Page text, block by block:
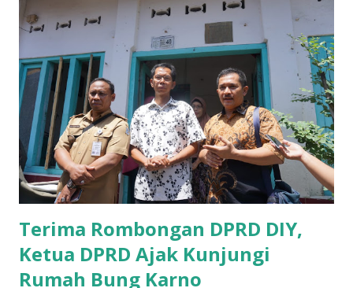
yang sebenarnya ada dana pinjaman lunak untuk mereka. "
Ketika saya menjalankan Reses di Blitar,Kediri dan
Tulungagung , banyak masyarakat sana tak mengetahui ada
dana pinjaman lunak di Bank UMKM untuk para pelaku
UMKM, karena sebenarnya jika Pemprov serius
memberikan sosialisasi sampai ke tingkat desa,maka saya
yakin masyarakat sangat senang sekali," ucap pria yang
akrab dipanggil Gus Udin tersebut. Apalagi menyambut
MEA, seharusnya pelaku UMKM sudah mengerti kalau ada
dana pinjaman unt...
Terima Rombongan DPRD DIY,
Ketua DPRD Ajak Kunjungi
Rumah Bung Karno